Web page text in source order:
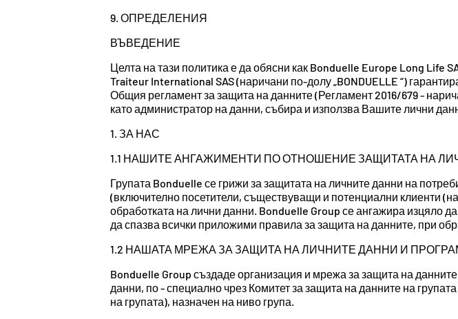
9. ОПРЕДЕЛЕНИЯ
ВЪВЕДЕНИЕ
Целта на тази политика е да обясни как Bonduelle Europe Long Life
Traiteur International SAS (наричани по-долу „BONDUELLE “)
Общия регламент за защита на данните (Регламент 2016/679 -
като администратор на данни, събира и използва Вашите лични
1. ЗА НАС
1.1 НАШИТЕ АНГАЖИМЕНТИ ПО ОТНОШЕНИЕ ЗАЩИТАТА НА
Групата Bonduelle се грижи за защитата на личните данни на
(включително посетители, съществуващи и потенциални клиенти
обработката на лични данни. Bonduelle Group се ангажира изцяло
да спазва всички приложими правила за защита на данните, при
1.2 НАШАТА МРЕЖА ЗА ЗАЩИТА НА ЛИЧНИТЕ ДАННИ И
Bonduelle Group създаде организация и мрежа за защита на
данни, по - специално чрез Комитет за защита на данните на
на групата), назначен на ниво група.